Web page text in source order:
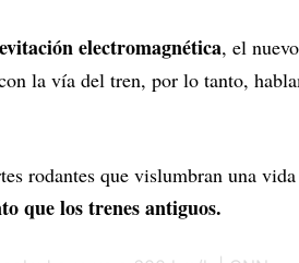
electromagnética, el
la vía del tren, por lo tanto,
rodantes que vislumbran una
que los trenes antiguos.